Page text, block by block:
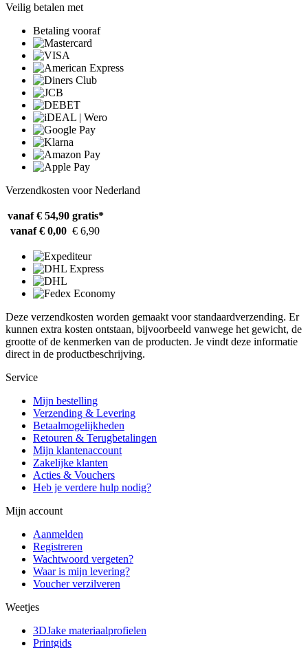
Veilig betalen met
Betaling vooraf
Verzendkosten voor Nederland
vanaf € 54,90 gratis*
vanaf € 0,00 € 6,90
Deze verzendkosten worden gemaakt voor standaardverzending. Er
kunnen extra kosten ontstaan, bijvoorbeeld vanwege het gewicht, de
grootte of de kenmerken van de producten. Je vindt deze informatie
direct in de productbeschrijving.
Service
Mijn bestelling
Verzending & Levering
Betaalmogelijkheden
Retouren & Terugbetalingen
Mijn klantenaccount
Zakelijke klanten
Acties & Vouchers
Heb je verdere hulp nodig?
Mijn account
Aanmelden
Registreren
Wachtwoord vergeten?
Waar is mijn levering?
Voucher verzilveren
Weetjes
3DJake materiaalprofielen
Printgids